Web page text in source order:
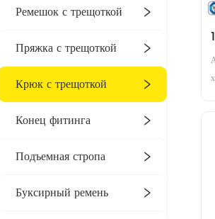
Ремешок с трещоткой
Пряжка с трещоткой
Крюк с трещоткой
Конец фитинга
Подъемная стропа
Буксирный ремень